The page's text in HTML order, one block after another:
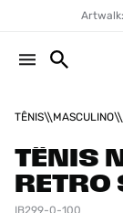
TÊNIS MASCULINO
TÊNIS
RETRO
IB299-0-100